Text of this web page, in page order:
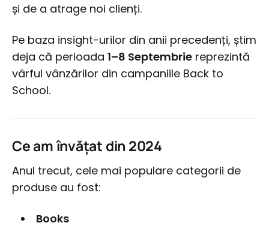
și de a atrage noi clienți.
Pe baza insight-urilor din anii precedenți, știm
deja că perioada 1–8 Septembrie reprezintă
vârful vânzărilor din campaniile Back to
School.
Ce am învățat din 2024
Anul trecut, cele mai populare categorii de
produse au fost:
Books